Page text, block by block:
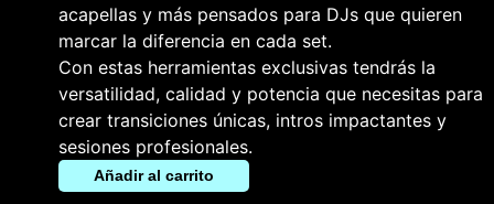
acapellas y más pensados para DJs que quieren
marcar la diferencia en cada set.
Con estas herramientas exclusivas tendrás la
versatilidad, calidad y potencia que necesitas para
crear transiciones únicas, intros impactantes y
sesiones profesionales.
Añadir al carrito